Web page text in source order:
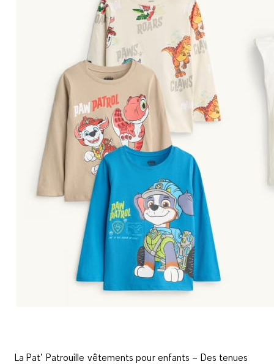
La Pat’ Patrouille vêtements pour enfants – Des tenues